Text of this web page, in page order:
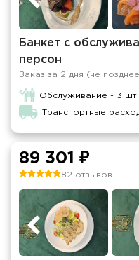
Банкет с
персон
Заказ за 2 дня (не
Обслуживание - 3 шт.
Транспортные
89 301 ₽
82 отзывов